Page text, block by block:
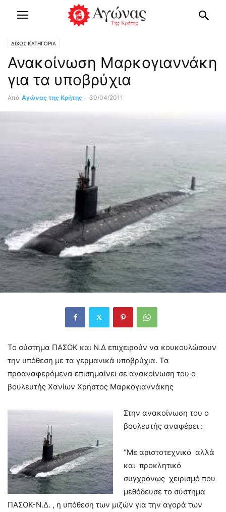
ΔΙΧΩΣ ΚΑΤΗΓΟΡΙΑ
Ανακοίνωση Μαρκογιαννάκη
για τα υποβρύχια
Από Αγώνας της Κρήτης - 30/04/2011
Το σύστημα ΠΑΣΟΚ και Ν.Δ επιχειρούν να κουκουλώσουν
την υπόθεση με τα γερμανικά υποβρύχια. Τα
προαναφερόμενα επισημαίνει σε ανακοίνωση του ο
βουλευτής Χανίων Χρήστος Μαρκογιαννάκης
Στην ανακοίνωση του ο
βουλευτής αναφέρει :
“Με αριστοτεχνικό αλλά
και προκλητικό
συγχρόνως χειρισμό που
μεθόδευσε το σύστημα
ΠΑΣΟΚ-Ν.Δ. , η υπόθεση των μιζών για την αγορά των